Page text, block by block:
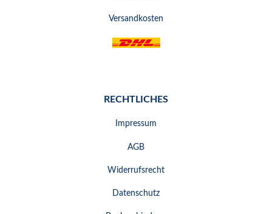
Versandkosten
RECHTLICHES
Impressum
AGB
Widerrufsrecht
Datenschutz